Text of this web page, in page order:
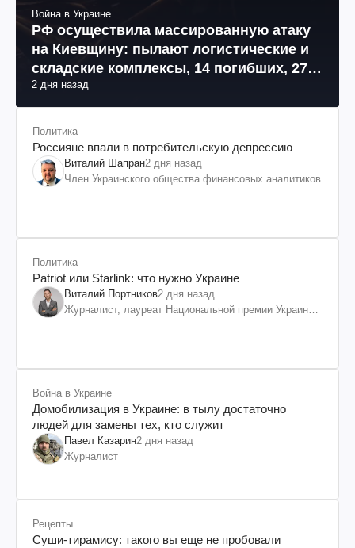
Война в Украине
РФ осуществила массированную атаку
на Киевщину: пылают логистические и
складские комплексы, 14 погибших, 27
раненых (фото, видео)
2 дня назад
Политика
Россияне впали в потребительскую депрессию
Виталий Шапран2 дня назад
Член Украинского общества финансовых аналитиков
Политика
Patriot или Starlink: что нужно Украине
Виталий Портников2 дня назад
Журналист, лауреат Национальной премии Украины
Война в Украине
Домобилизация в Украине: в тылу достаточно
людей для замены тех, кто служит
Павел Казарин2 дня назад
Журналист
Рецепты
Суши-тирамису: такого вы еще не пробовали